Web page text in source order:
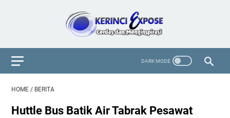
HOME / BERITA
Huttle Bus Batik Air Tabrak Pesawat